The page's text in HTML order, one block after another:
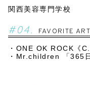
関西美容専門学校
#04. FAVORITE
・ONE OK ROCK《
・Mr.children 「365日